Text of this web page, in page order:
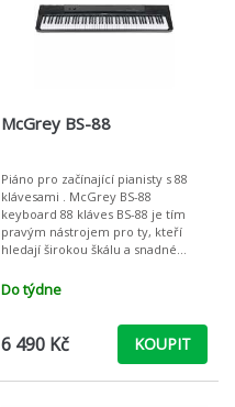
McGrey BS-88
Piáno pro začínající pianisty s 88
klávesami . McGrey BS-88
keyboard 88 kláves BS-88 je tím
pravým nástrojem pro ty, kteří
hledají širokou škálu a snadné
klávesy zaujmou vedle vysoce
Do týdne
6 490 Kč KOUPIT